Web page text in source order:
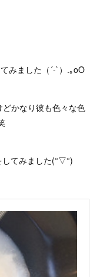
みました（´-`）.｡oO
かなり彼も色々な色
てみました(°▽°)